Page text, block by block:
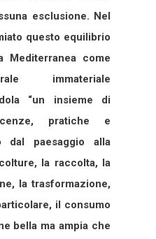
esclusione. Nel
questo equilibrio
Mediterranea come
immateriale
“un insieme di
pratiche e
dal paesaggio alla
la raccolta, la
la trasformazione,
il consumo
bella ma ampia che